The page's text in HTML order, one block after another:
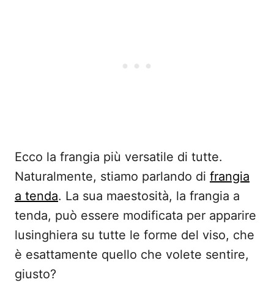
Ecco la frangia più versatile di tutte.
Naturalmente, stiamo parlando di frangia
a tenda. La sua maestosità, la frangia a
tenda, può essere modificata per apparire
lusinghiera su tutte le forme del viso, che
è esattamente quello che volete sentire,
giusto?